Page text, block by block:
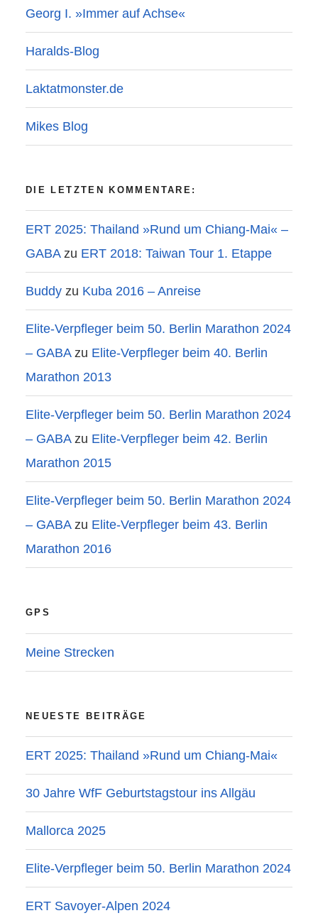
Georg I. »Immer auf Achse«
Haralds-Blog
Laktatmonster.de
Mikes Blog
DIE LETZTEN KOMMENTARE:
ERT 2025: Thailand »Rund um Chiang-Mai« –
GABAzu ERT 2018: Taiwan Tour 1. Etappe
Buddy zu Kuba 2016 – Anreise
Elite-Verpfleger beim 50. Berlin Marathon 2024
– GABAzu Elite-Verpfleger beim 40. Berlin
Marathon 2013
Elite-Verpfleger beim 50. Berlin Marathon 2024
– GABAzu Elite-Verpfleger beim 42. Berlin
Marathon 2015
Elite-Verpfleger beim 50. Berlin Marathon 2024
– GABAzu Elite-Verpfleger beim 43. Berlin
Marathon 2016
GPS
Meine Strecken
NEUESTE BEITRÄGE
ERT 2025: Thailand »Rund um Chiang-Mai«
30 Jahre WfF Geburtstagstour ins Allgäu
Mallorca 2025
Elite-Verpfleger beim 50. Berlin Marathon 2024
ERT Savoyer-Alpen 2024